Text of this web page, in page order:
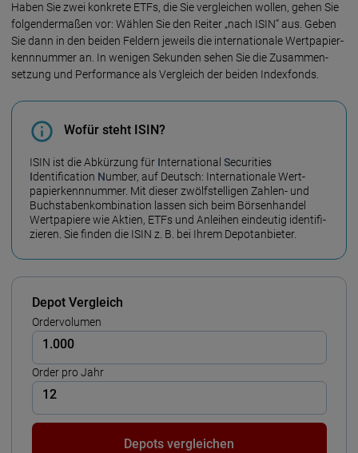
Haben Sie zwei konkrete ETFs, die Sie ver­gleichen wollen, gehen Sie
folgen­der­maßen vor: Wählen Sie den Reiter „nach ISIN“ aus. Geben
Sie dann in den beiden Feldern je­weils die inter­natio­nale Wert­papier­
kenn­nummer an. In wenigen Sekunden sehen Sie die Zusammen­
setzung und Per­for­mance als Ver­gleich der beiden Index­fonds.
Wofür steht ISIN?
ISIN ist die Abkürzung für International Securities
Identification Number, auf Deutsch: Inter­natio­nale Wert­
papier­kenn­nummer. Mit dieser zwölf­stelligen Zahlen- und
Buchstaben­kombi­nation lassen sich beim Börsen­handel
Wert­papiere wie Aktien, ETFs und Anleihen ein­deutig identi­fi­
zieren. Sie finden die ISIN z. B. bei Ihrem Depot­anbieter.
Depot Vergleich
Ordervolumen
Order pro Jahr
Depots vergleichen